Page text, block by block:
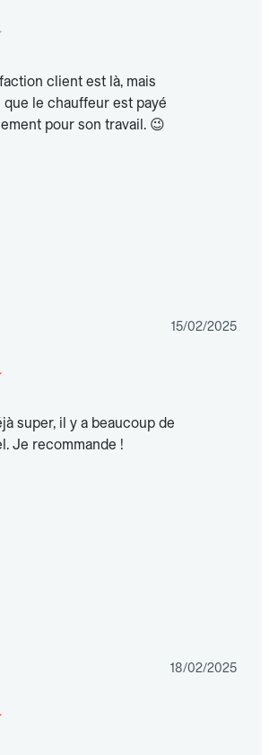
client est là, mais
que le chauffeur est payé
pour son travail. 😉
15/02/2025
super, il y a beaucoup de
Je recommande !
18/02/2025